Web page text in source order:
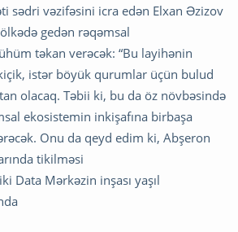
sədri vəzifəsini icra edən Elxan Əzizov
gedən rəqəmsal
təkan verəcək: “Bu layihənin
istər böyük qurumlar üçün bulud
olacaq. Təbii ki, bu da öz növbəsində
ekosistemin inkişafına birbaşa
Onu da qeyd edim ki, Abşeron
tikilməsi
Data Mərkəzin inşası yaşıl